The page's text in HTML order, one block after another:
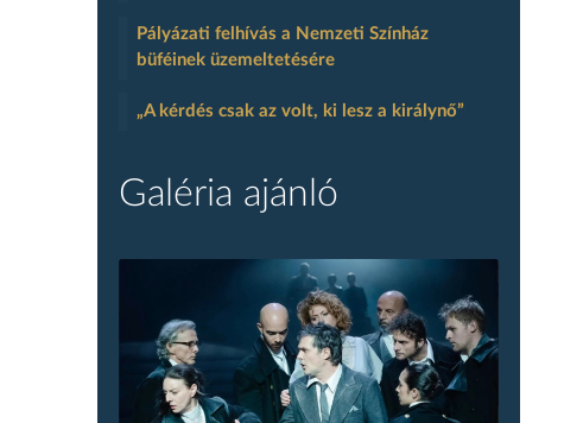
Pályázati felhívás a Nemzeti Színház
büféinek üzemeltetésére
„A kérdés csak az volt, ki lesz a királynő”
Galéria ajánló